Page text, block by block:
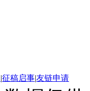
|征稿启事|友链申请